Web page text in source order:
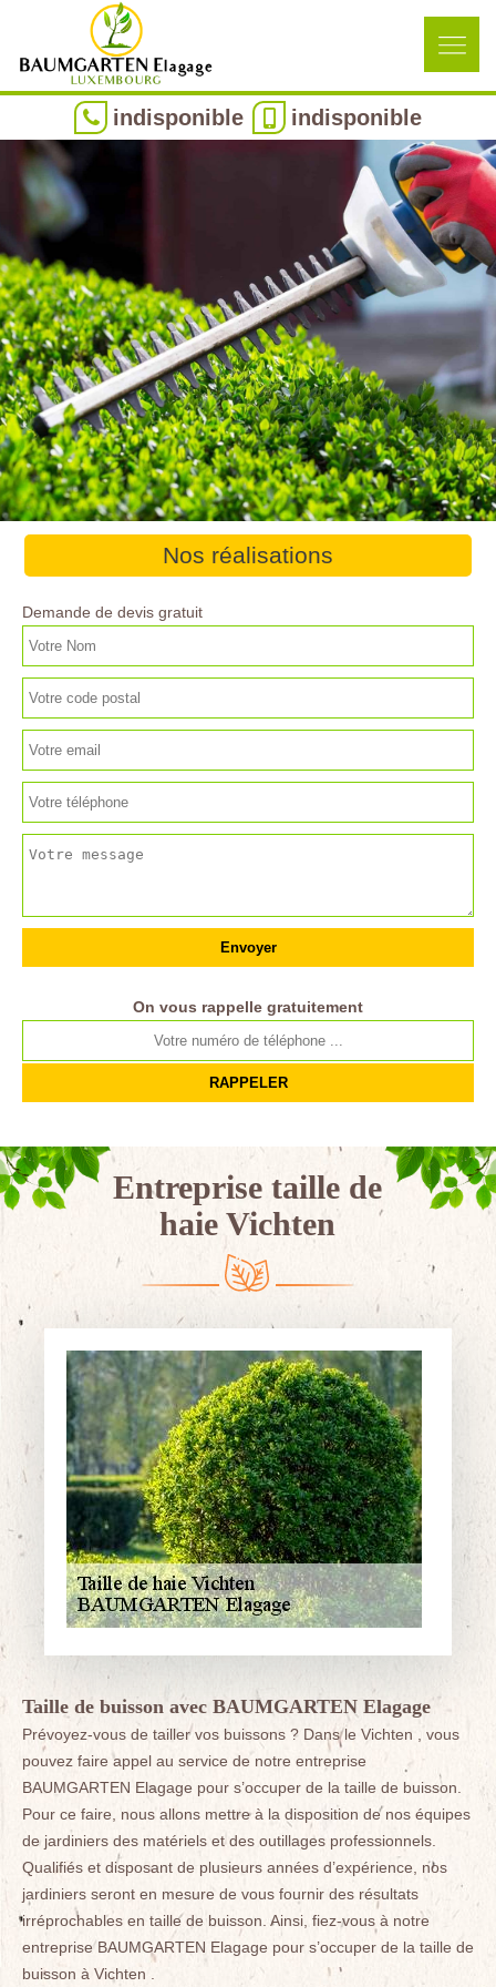
indisponible indisponible
Nos réalisations
Demande de devis gratuit
On vous rappelle gratuitement
Entreprise taille de
haie Vichten
Taille de buisson avec BAUMGARTEN Elagage
Prévoyez-vous de tailler vos buissons ? Dans le Vichten , vous
pouvez faire appel au service de notre entreprise
BAUMGARTEN Elagage pour s’occuper de la taille de buisson.
Pour ce faire, nous allons mettre à la disposition de nos équipes
de jardiniers des matériels et des outillages professionnels.
Qualifiés et disposant de plusieurs années d’expérience, nos
jardiniers seront en mesure de vous fournir des résultats
irréprochables en taille de buisson. Ainsi, fiez-vous à notre
entreprise BAUMGARTEN Elagage pour s’occuper de la taille de
buisson à Vichten .